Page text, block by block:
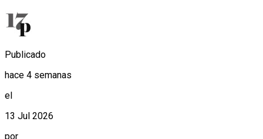
Publicado
hace 4 semanas
el
13 Jul 2026
por